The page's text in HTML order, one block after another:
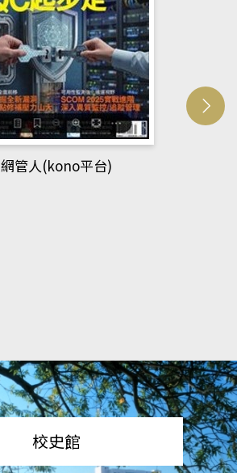
網管人(kono平台)
校史館